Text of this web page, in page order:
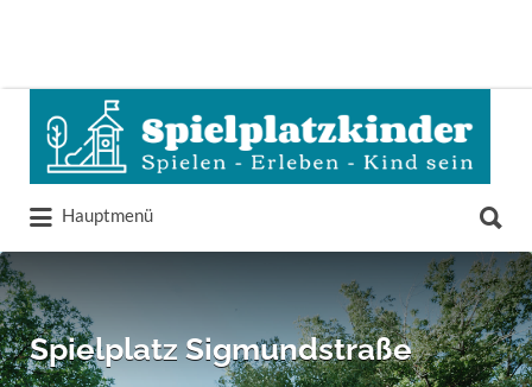
Suchen
nach:
Hauptmenü
nach:
Spielplatz Sigmundstraße